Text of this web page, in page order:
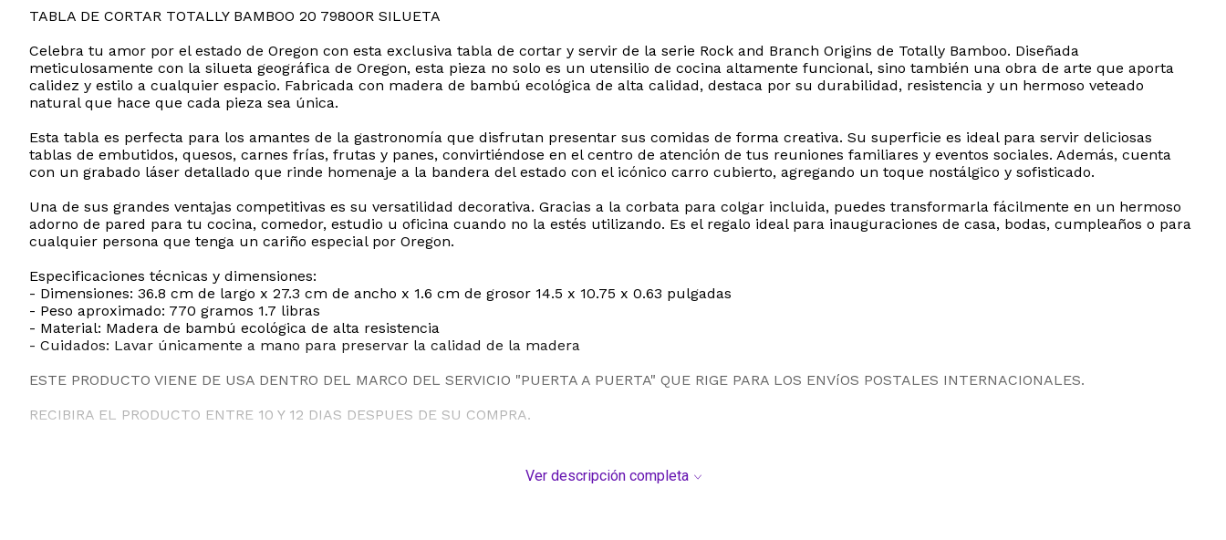
TABLA DE CORTAR TOTALLY BAMBOO 20 7980OR SILUETA
Celebra tu amor por el estado de Oregon con esta exclusiva tabla de cortar y servir de la serie Rock and Branch Origins de Totally Bamboo. Diseñada
meticulosamente con la silueta geográfica de Oregon, esta pieza no solo es un utensilio de cocina altamente funcional, sino también una obra de arte que aporta
calidez y estilo a cualquier espacio. Fabricada con madera de bambú ecológica de alta calidad, destaca por su durabilidad, resistencia y un hermoso veteado
natural que hace que cada pieza sea única.
Esta tabla es perfecta para los amantes de la gastronomía que disfrutan presentar sus comidas de forma creativa. Su superficie es ideal para servir deliciosas
tablas de embutidos, quesos, carnes frías, frutas y panes, convirtiéndose en el centro de atención de tus reuniones familiares y eventos sociales. Además, cuenta
con un grabado láser detallado que rinde homenaje a la bandera del estado con el icónico carro cubierto, agregando un toque nostálgico y sofisticado.
Una de sus grandes ventajas competitivas es su versatilidad decorativa. Gracias a la corbata para colgar incluida, puedes transformarla fácilmente en un hermoso
adorno de pared para tu cocina, comedor, estudio u oficina cuando no la estés utilizando. Es el regalo ideal para inauguraciones de casa, bodas, cumpleaños o para
cualquier persona que tenga un cariño especial por Oregon.
Especificaciones técnicas y dimensiones:
- Dimensiones: 36.8 cm de largo x 27.3 cm de ancho x 1.6 cm de grosor 14.5 x 10.75 x 0.63 pulgadas
- Peso aproximado: 770 gramos 1.7 libras
- Material: Madera de bambú ecológica de alta resistencia
- Cuidados: Lavar únicamente a mano para preservar la calidad de la madera
ESTE PRODUCTO VIENE DE USA DENTRO DEL MARCO DEL SERVICIO "PUERTA A PUERTA" QUE RIGE PARA LOS ENVíOS POSTALES INTERNACIONALES.
RECIBIRA EL PRODUCTO ENTRE 10 Y 12 DIAS DESPUES DE SU COMPRA.
Ver descripción completa